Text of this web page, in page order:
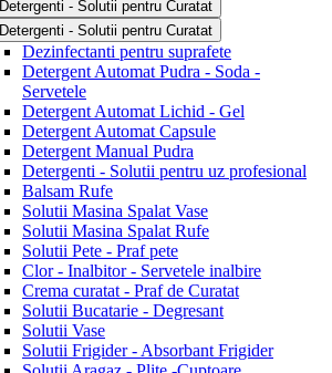
Detergenti - Solutii pentru Curatat
Detergenti - Solutii pentru Curatat
Dezinfectanti pentru suprafete
Detergent Automat Pudra - Soda -
Servetele
Detergent Automat Lichid - Gel
Detergent Automat Capsule
Detergent Manual Pudra
Detergenti - Solutii pentru uz profesional
Balsam Rufe
Solutii Masina Spalat Vase
Solutii Masina Spalat Rufe
Solutii Pete - Praf pete
Clor - Inalbitor - Servetele inalbire
Crema curatat - Praf de Curatat
Solutii Bucatarie - Degresant
Solutii Vase
Solutii Frigider - Absorbant Frigider